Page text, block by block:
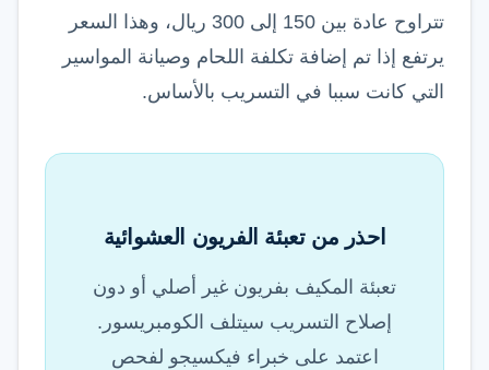
تتراوح عادة بين 150 إلى 300 ريال، وهذا السعر
يرتفع إذا تم إضافة تكلفة اللحام وصيانة المواسير
التي كانت سببا في التسريب بالأساس.
احذر من تعبئة الفريون العشوائية
تعبئة المكيف بفريون غير أصلي أو دون
إصلاح التسريب سيتلف الكومبريسور.
اعتمد على خبراء فيكسيجو لفحص